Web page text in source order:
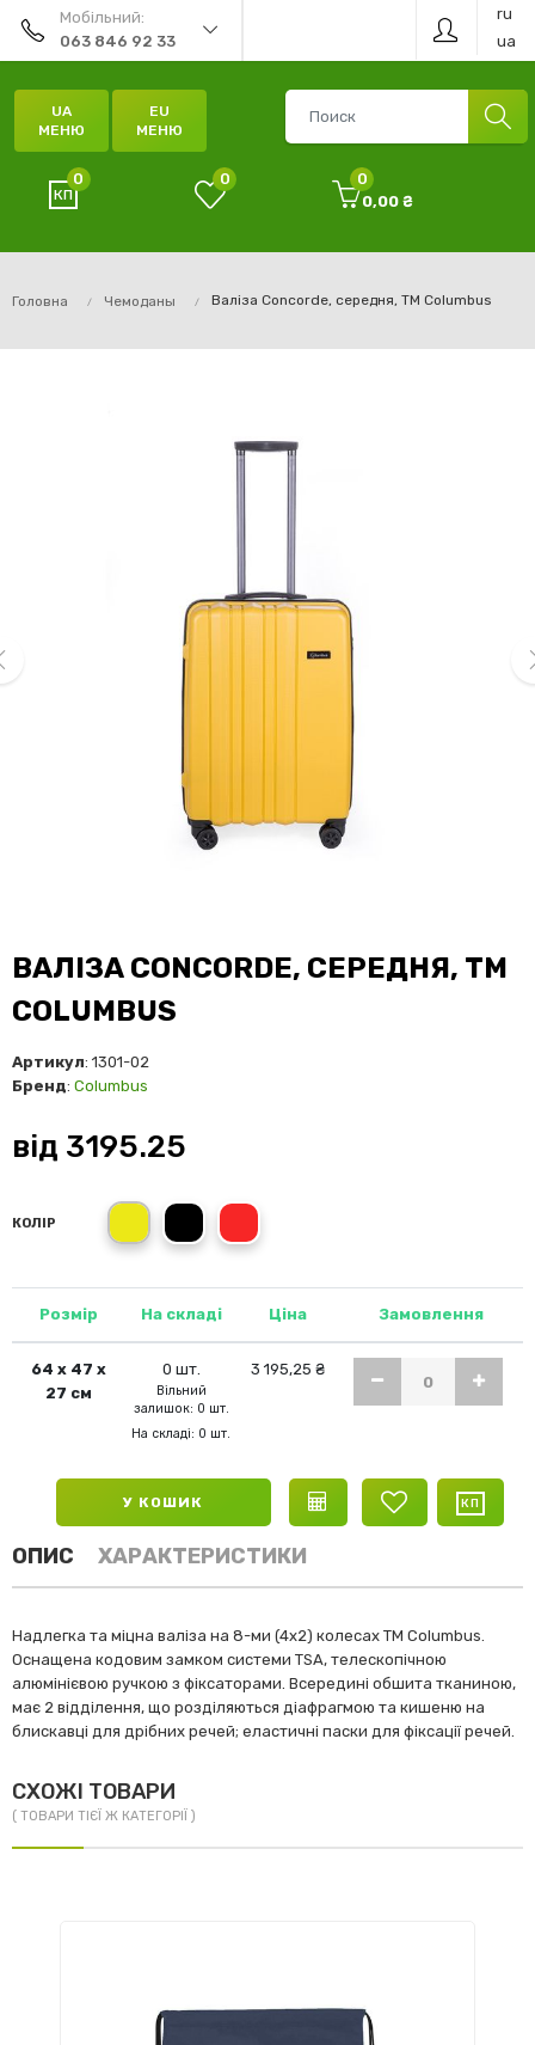
Мобільний:
063 846 92 33
ru
ua
UA
МЕНЮ
EU
МЕНЮ
0 0
0
0,00 ₴
Головна Чемоданы Валіза Concorde, середня, TM Columbus
ВАЛІЗА CONCORDE, СЕРЕДНЯ, TM
COLUMBUS
Артикул: 1301-02
Бренд: Columbus
від 3195.25
КОЛІР
жовтийчорний червоний
Розмір На складі Ціна Замовлення
64 х 47 х
27 см
0 шт.
Вільний
залишок: 0 шт.
На складі: 0 шт.
3 195,25 ₴
У КОШИК
ОПИС ХАРАКТЕРИСТИКИ
Надлегка та міцна валіза на 8-ми (4х2) колесах TM Columbus.
Оснащена кодовим замком системи TSA, телескопічною
алюмінієвою ручкою з фіксаторами. Всередині обшита тканиною,
має 2 відділення, що розділяються діафрагмою та кишеню на
блискавці для дрібних речей; еластичні паски для фіксації речей.
СХОЖІ ТОВАРИ
( ТОВАРИ ТІЄЇ Ж КАТЕГОРІЇ )